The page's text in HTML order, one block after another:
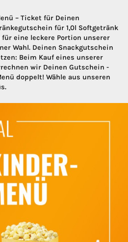
– Ticket für Deinen
für 1,0l Softgetränk
eine leckere Portion unserer
Wahl. Deinen Snackgutschein
Beim Kauf eines unserer
wir Deinen Gutschein -
doppelt! Wähle aus unseren